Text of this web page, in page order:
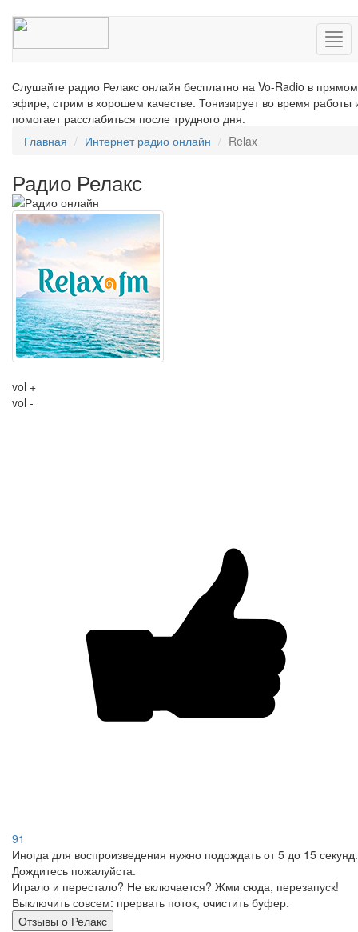
Слушайте радио Релакс онлайн бесплатно на Vo-Radio в прямом
эфире, стрим в хорошем качестве. Тонизирует во время работы
помогает расслабиться после трудного дня.
Главная
Интернет радио онлайн Relax
Радио Релакс
vol +
vol -
91
Иногда для воспроизведения нужно подождать от 5 до 15 секунд.
Дождитесь пожалуйста.
Играло и перестало? Не включается? Жми сюда, перезапуск!
Выключить совсем: прервать поток, очистить буфер.
Отзывы о Релакс